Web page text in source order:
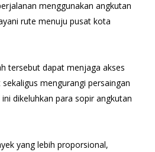
menggunakan angkutan
rute menuju pusat kota
tersebut dapat menjaga akses
mengurangi persaingan
dikeluhkan para sopir angkutan
yang lebih proporsional,